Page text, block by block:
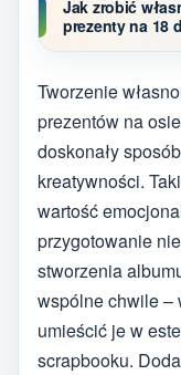
Jak zrobić
prezenty na 18
Tworzenie
prezentów na
doskonały
kreatywności.
wartość
przygotowanie
stworzenia
wspólne chwile –
umieścić je w
scrapbooku.